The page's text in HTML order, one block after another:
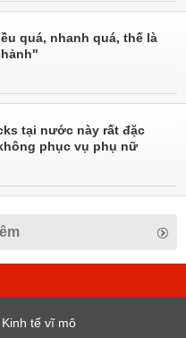
quá, nhanh quá, thế là
tại nước này rất đặc
phục vụ phụ nữ
Kinh tế vĩ mô